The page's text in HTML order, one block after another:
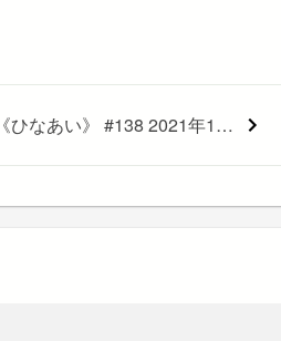
《ひなあい》 #138 2021年12月12日 【みーぱんPresents！先取りクリスマスパーティーで盛り上がりましょう！！】日向坂で会いましょう